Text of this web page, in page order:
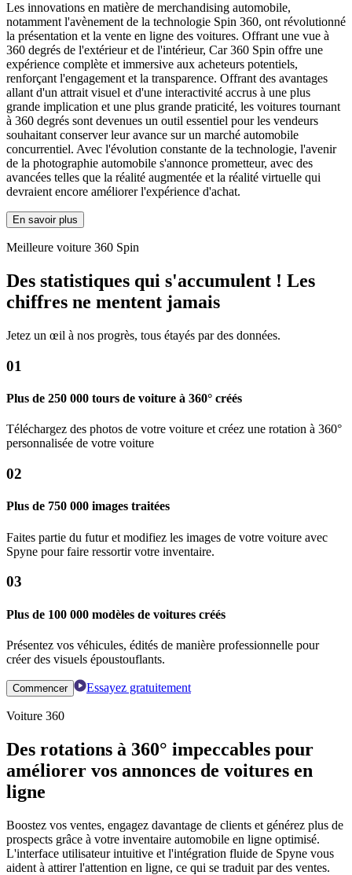
Les innovations en matière de merchandising automobile,
notamment l'avènement de la technologie Spin 360, ont révolutionné
la présentation et la vente en ligne des voitures. Offrant une vue à
360 degrés de l'extérieur et de l'intérieur, Car 360 Spin offre une
expérience complète et immersive aux acheteurs potentiels,
renforçant l'engagement et la transparence. Offrant des avantages
allant d'un attrait visuel et d'une interactivité accrus à une plus
grande implication et une plus grande praticité, les voitures tournant
à 360 degrés sont devenues un outil essentiel pour les vendeurs
souhaitant conserver leur avance sur un marché automobile
concurrentiel. Avec l'évolution constante de la technologie, l'avenir
de la photographie automobile s'annonce prometteur, avec des
avancées telles que la réalité augmentée et la réalité virtuelle qui
devraient encore améliorer l'expérience d'achat.
En savoir plus
Meilleure voiture 360 ​​Spin
Des statistiques qui s'accumulent ! Les
chiffres ne mentent jamais
Jetez un œil à nos progrès, tous étayés par des données.
01
Plus de 250 000 tours de voiture à 360° créés
Téléchargez des photos de votre voiture et créez une rotation à 360°
personnalisée de votre voiture
02
Plus de 750 000 images traitées
Faites partie du futur et modifiez les images de votre voiture avec
Spyne pour faire ressortir votre inventaire.
03
Plus de 100 000 modèles de voitures créés
Présentez vos véhicules, édités de manière professionnelle pour
créer des visuels époustouflants.
Commencer Essayez gratuitement
Voiture 360
Des rotations à 360° impeccables pour
améliorer vos annonces de voitures en
ligne
Boostez vos ventes, engagez davantage de clients et générez plus de
prospects grâce à votre inventaire automobile en ligne optimisé.
L'interface utilisateur intuitive et l'intégration fluide de Spyne vous
aident à attirer l'attention en ligne, ce qui se traduit par des ventes.